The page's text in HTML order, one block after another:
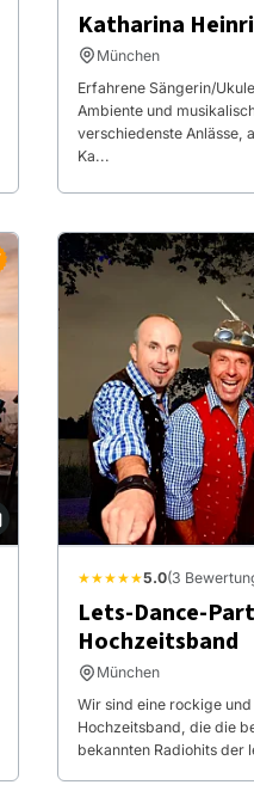
Katharina
München
Erfahrene Sängerin/
Ambiente und
verschiedenste Anlässe,
Ka...
★★★★★5.0(3
Lets-Dance-
Hochzeitsband
München
Wir sind eine rockige
Hochzeitsband, die die
bekannten Radiohits der